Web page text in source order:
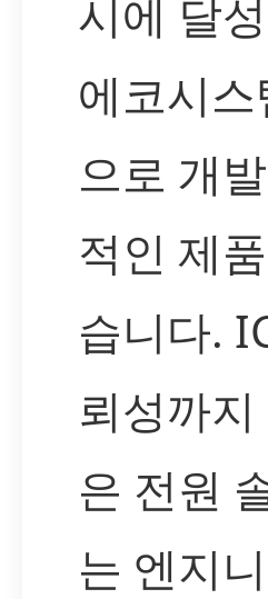
시에 달
에코시
으로 개
적인 제
습니다.
뢰성까
은 전원
는 엔지